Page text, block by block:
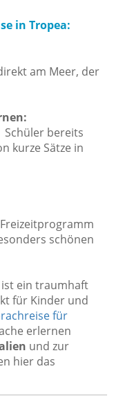
in Tropea:
am Meer, der
Schüler bereits
kurze Sätze in
schönen
ein traumhaft
für Kinder und
für
erlernen
und zur
hier das